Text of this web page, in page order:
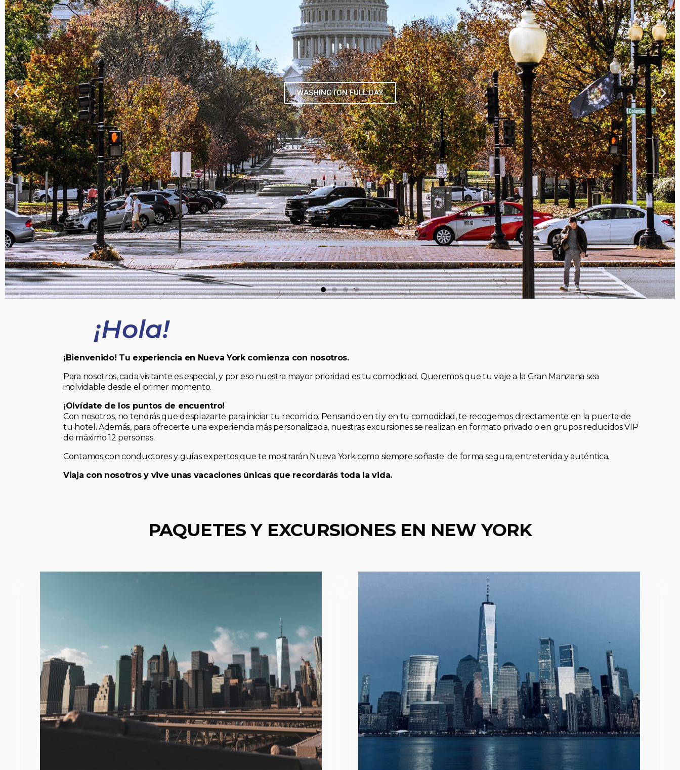
TOUR DE CONTRASTES
¡Hola!
¡Bienvenido! Tu experiencia en Nueva York comienza con nosotros.
Para nosotros, cada visitante es especial, y por eso nuestra mayor prioridad es tu comodidad. Queremos que tu viaje a la Gran Manzana sea
inolvidable desde el primer momento.
¡Olvídate de los puntos de encuentro!
Con nosotros, no tendrás que desplazarte para iniciar tu recorrido. Pensando en ti y en tu comodidad, te recogemos directamente en la puerta de
tu hotel. Además, para ofrecerte una experiencia más personalizada, nuestras excursiones se realizan en formato privado o en grupos reducidos VIP
de máximo 12 personas.
Contamos con conductores y guías expertos que te mostrarán Nueva York como siempre soñaste: de forma segura, entretenida y auténtica.
Viaja con nosotros y vive unas vacaciones únicas que recordarás toda la vida.
PAQUETES Y EXCURSIONES EN NEW YORK